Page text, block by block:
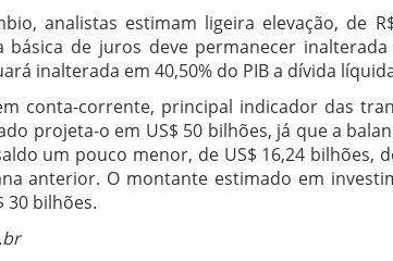
analistas estimam ligeira elevação, de
básica de juros deve permanecer inalterada
inalterada em 40,50% do PIB a dívida
conta-corrente, principal indicador das
projeta-o em US$ 50 bilhões, já que a
um pouco menor, de US$ 16,24 bilhões,
anterior. O montante estimado em
30 bilhões.